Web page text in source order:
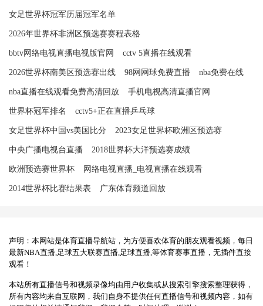
女足世界杯冠军历届冠军名单
2026年世界杯非洲区预选赛赛程表格
bbtv网络电视直播电视版官网 cctv 5直播在线观看
2026世界杯南美区预选赛出线 98网网球免费直播 nba免费在线
nba直播在线观看免费高清回放 手机电视高清直播官网
世界杯冠军排名 cctv5+正在直播乒乓球
女足世界杯中国vs美国比分 2023女足世界杯欧洲区预选赛
中央广播电视台直播 2018世界杯大洋预选赛成绩
欧洲预选赛世界杯 网络电视直播_电视直播在线观看
2014世界杯比赛结果表 广东体育频道回放
声明：本网站是体育直播导航站，为方便喜欢体育的朋友观看视频，每日
最新NBA直播,足球五大联赛直播,足球直播,等体育赛事直播，无插件直接
观看！
本站所有直播信号和视频录像均由用户收集或从搜索引擎搜索整理获得，
所有内容均来自互联网，我们自身不提供任何直播信号和视频内容，如有